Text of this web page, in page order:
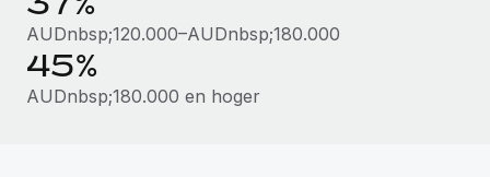
AUDnbsp;120.000–AUDnbsp;180.000
45%
AUDnbsp;180.000 en hoger